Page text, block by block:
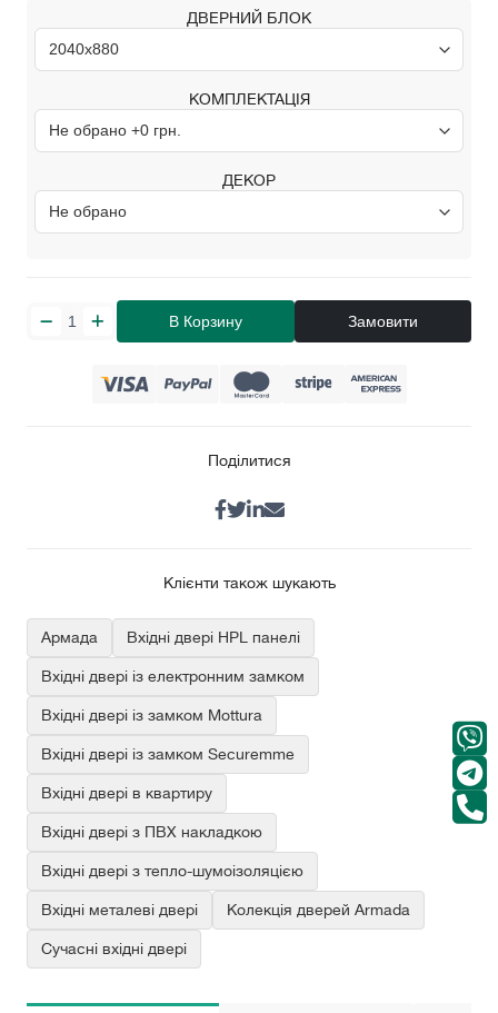
ДВЕРНИЙ БЛОК
КОМПЛЕКТАЦІЯ
ДЕКОР
В Корзину Замовити
Поділитися
Клієнти також шукають
Армада Вхідні двері HPL панелі
Вхідні двері із електронним замком
Вхідні двері із замком Mottura
Вхідні двері із замком Securemme
Вхідні двері в квартиру
Вхідні двері з ПВХ накладкою
Вхідні двері з тепло-шумоізоляцією
Вхідні металеві двері Колекція дверей Armada
Сучасні вхідні двері